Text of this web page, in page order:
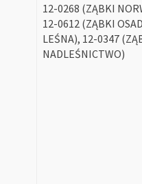
12-0268 (ZĄBKI
12-0612 (ZĄBKI
LEŚNA), 12-0347
NADLEŚNICTWO)